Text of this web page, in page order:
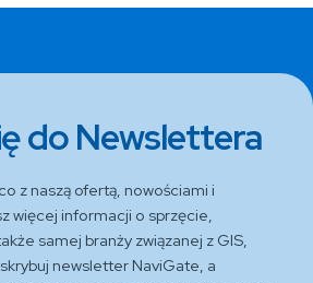
do Newslettera
z naszą ofertą, nowościami i
więcej informacji o sprzęcie,
samej branży związanej z GIS,
newsletter NaviGate, a